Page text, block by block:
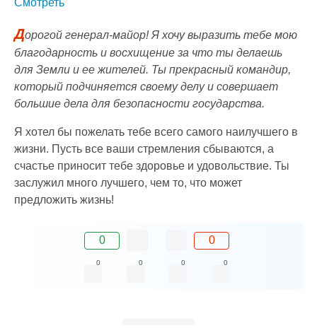
Смотреть
Дорогой генерал-майор! Я хочу выразить тебе мою
благодарность и восхищение за что ты делаешь
для Земли и ее жителей. Ты прекрасный командир,
который подчиняется своему делу и совершает
большие дела для безопасности государства.
Я хотел бы пожелать тебе всего самого наилучшего в
жизни. Пусть все ваши стремления сбываются, а
счастье приносит тебе здоровье и удовольствие. Ты
заслужил много лучшего, чем то, что может
предложить жизнь!
0 0
0 0 0 0